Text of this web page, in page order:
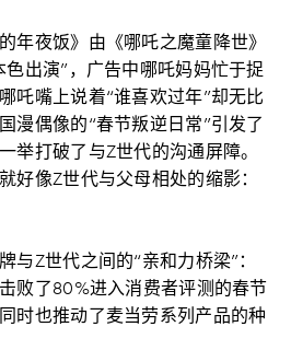
年夜饭》由《哪吒之魔童降世》
色出演”，广告中哪吒妈妈忙于捉
吒嘴上说着“谁喜欢过年”却无比
漫偶像的“春节叛逆日常”引发了
举打破了与Z世代的沟通屏障。
好像Z世代与父母相处的缩影：
与Z世代之间的“亲和力桥梁”：
败了80%进入消费者评测的春节
时也推动了麦当劳系列产品的种